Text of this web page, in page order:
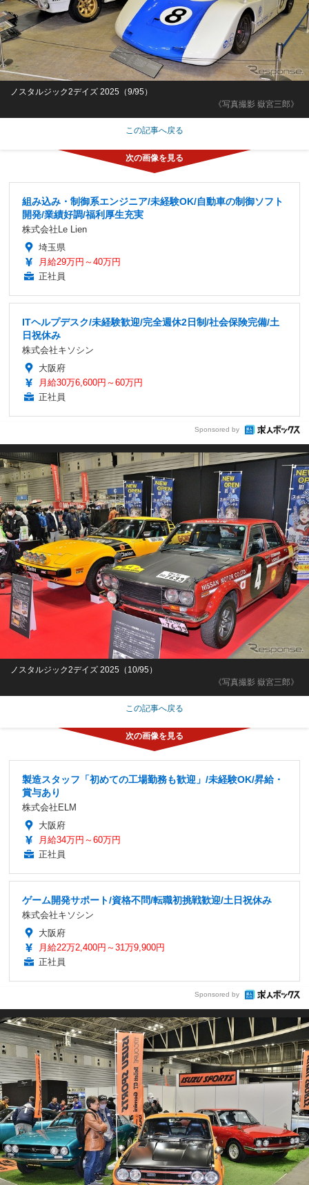
《写真撮影 嶽宮三郎》
ノスタルジック2デイズ 2025（9/95）
この記事へ戻る
組み込み・制御系エンジニア/未経験OK/自動車の制御ソフト
開発/業績好調/福利厚生充実
株式会社Le Lien
埼玉県
月給29万円～40万円
正社員
ITヘルプデスク/未経験歓迎/完全週休2日制/社会保険完備/土
日祝休み
株式会社キソシン
大阪府
月給30万6,600円～60万円
正社員
Sponsored by
《写真撮影 嶽宮三郎》
ノスタルジック2デイズ 2025（10/95）
この記事へ戻る
製造スタッフ「初めての工場勤務も歓迎」/未経験OK/昇給・
賞与あり
株式会社ELM
大阪府
月給34万円～60万円
正社員
ゲーム開発サポート/資格不問/転職初挑戦歓迎/土日祝休み
株式会社キソシン
大阪府
月給22万2,400円～31万9,900円
正社員
Sponsored by